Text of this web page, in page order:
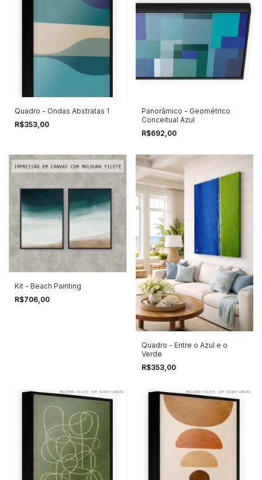
Quadro - Ondas Abstratas 1
R$353,00
Panorâmico - Geométrico
Conceitual Azul
R$692,00
Kit - Beach Painting
R$706,00
Quadro - Entre o Azul e o
Verde
R$353,00